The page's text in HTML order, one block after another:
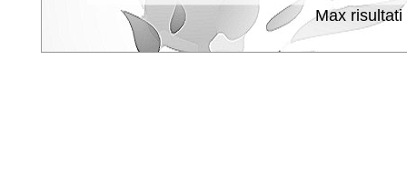
Max risultati